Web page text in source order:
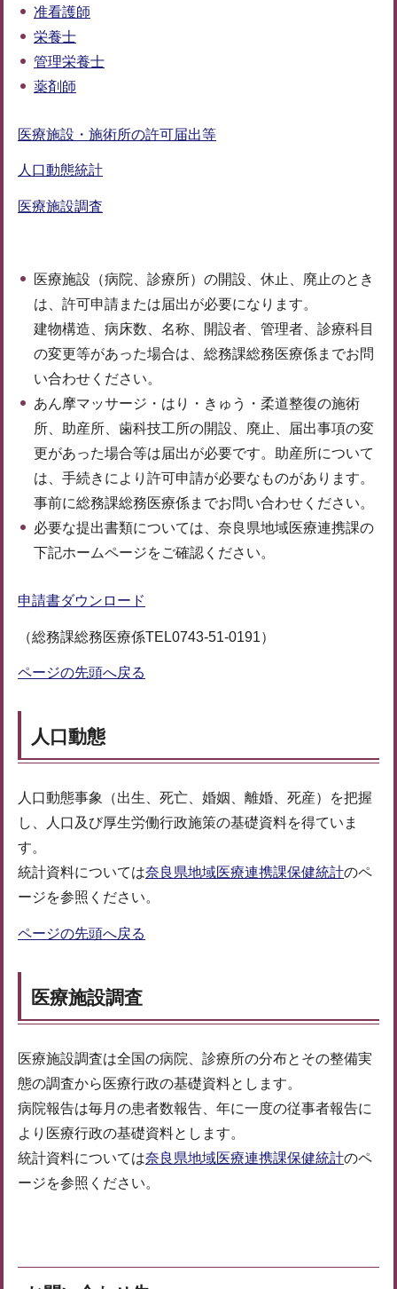
准看護師
栄養士
管理栄養士
薬剤師
医療施設・施術所の許可届出等
人口動態統計
医療施設調査
医療施設（病院、診療所）の開設、休止、廃止のとき
は、許可申請または届出が必要になります。
建物構造、病床数、名称、開設者、管理者、診療科目
の変更等があった場合は、総務課総務医療係までお問
い合わせください。
あん摩マッサージ・はり・きゅう・柔道整復の施術
所、助産所、歯科技工所の開設、廃止、届出事項の変
更があった場合等は届出が必要です。助産所について
は、手続きにより許可申請が必要なものがあります。
事前に総務課総務医療係までお問い合わせください。
必要な提出書類については、奈良県地域医療連携課の
下記ホームページをご確認ください。
申請書ダウンロード
（総務課総務医療係TEL0743-51-0191）
ページの先頭へ戻る
人口動態
人口動態事象（出生、死亡、婚姻、離婚、死産）を把握
し、人口及び厚生労働行政施策の基礎資料を得ていま
す。
統計資料については奈良県地域医療連携課保健統計のペ
ージを参照ください。
ページの先頭へ戻る
医療施設調査
医療施設調査は全国の病院、診療所の分布とその整備実
態の調査から医療行政の基礎資料とします。
病院報告は毎月の患者数報告、年に一度の従事者報告に
より医療行政の基礎資料とします。
統計資料については奈良県地域医療連携課保健統計のペ
ージを参照ください。